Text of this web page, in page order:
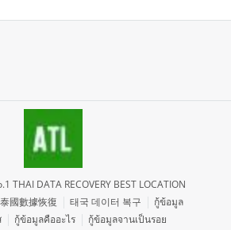
THAI DATA RECOVERY BEST LOCATION
泰國數據恢復 태국 데이터 복구
กู้ข้อมูล
กู้ข้อมูลคืออะไร
กู้ข้อมูลจานเป็นรอย